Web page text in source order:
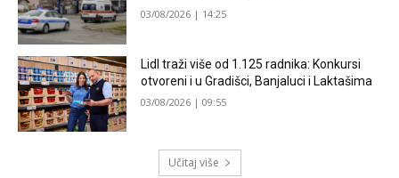
03/08/2026 | 14:25
Lidl traži više od 1.125 radnika: Konkursi
otvoreni i u Gradišci, Banjaluci i Laktašima
03/08/2026 | 09:55
Učitaj više